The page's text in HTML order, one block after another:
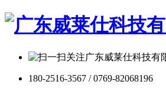
180-2516-3567 / 0769-82068196